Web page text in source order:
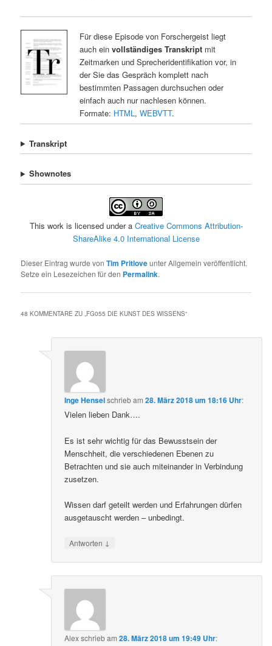
Für diese Episode von Forschergeist liegt
auch ein vollständiges Transkriptmit
Zeitmarken und Sprecheridentifikation vor, in
der Sie das Gespräch komplett nach
bestimmten Passagen durchsuchen oder
einfach auch nur nachlesen können.
Formate: HTML, WEBVTT.
Transkript
Shownotes
This work is licensed under a Creative Commons Attribution-
ShareAlike 4.0 International License
Dieser Eintrag wurde vonTim Pritloveunter Allgemein veröffentlicht.
Setze ein Lesezeichen für den Permalink.
48 KOMMENTARE ZU „FG055 DIE KUNST DES WISSENS“
Inge Henselschriebam28. März 2018 um 18:16 Uhr:
Vielen lieben Dank….
Es ist sehr wichtig für das Bewusstsein der
Menschheit, die verschiedenen Ebenen zu
Betrachten und sie auch miteinander in Verbindung
zusetzen.
Wissen darf geteilt werden und Erfahrungen dürfen
ausgetauscht werden – unbedingt.
Antworten ↓
Alexschriebam28. März 2018 um 19:49 Uhr: